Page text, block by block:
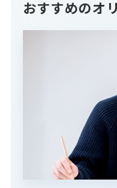
おすすめのオ